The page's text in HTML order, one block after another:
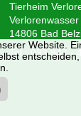
Tierheim
Verlorenwasser
14806 Bad
Tel.: 033 847 -
Website.